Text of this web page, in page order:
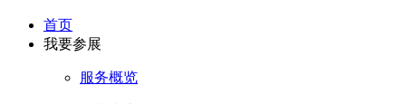
首页
我要参展
服务概览